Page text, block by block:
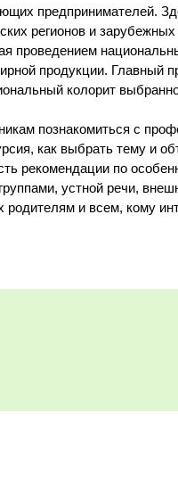
предпринимателей.
регионов и
проведением
продукции. Главный
колорит
познакомиться с
как выбрать тему и
рекомендации по
устной речи,
родителям и всем, кому